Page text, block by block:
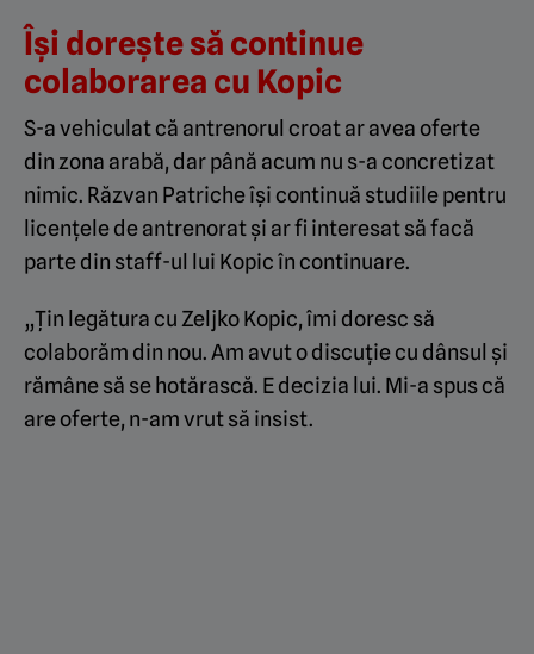
Își dorește să continue
colaborarea cu Kopic
S-a vehiculat că antrenorul croat ar avea oferte
din zona arabă, dar până acum nu s-a concretizat
nimic. Răzvan Patriche își continuă studiile pentru
licențele de antrenorat și ar fi interesat să facă
parte din staff-ul lui Kopic în continuare.
„Țin legătura cu Zeljko Kopic, îmi doresc să
colaborăm din nou. Am avut o discuție cu dânsul și
rămâne să se hotărască. E decizia lui. Mi-a spus că
are oferte, n-am vrut să insist.